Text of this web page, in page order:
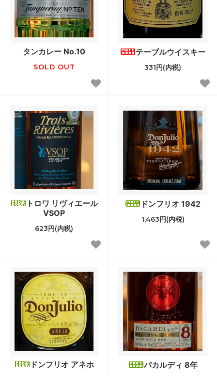
タンカレー No.10
SOLD OUT
テーブルウイスキー
331円(内税)
トロワ リヴィエール
VSOP
623円(内税)
ドンフリオ 1942
1,463円(内税)
ドンフリオ アネホ バカルディ 8年